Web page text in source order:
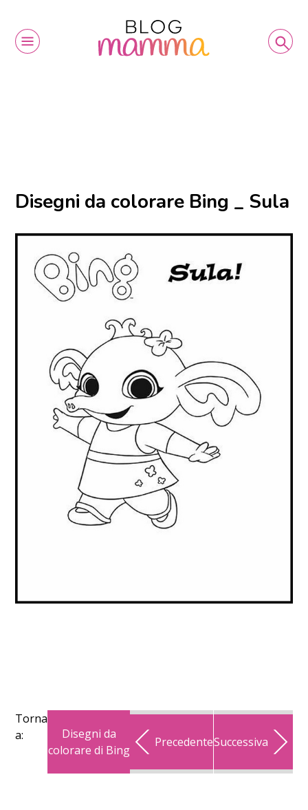
Disegni da colorare Bing _ Sula
Torna
a:
Disegni da
colorare di Bing
PrecedenteSuccessiva